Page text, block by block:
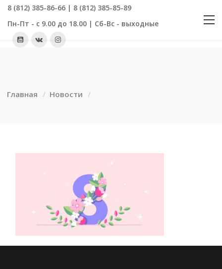
8 (812) 385-86-66 | 8 (812) 385-85-89
Пн-Пт - с 9.00 до 18.00 | Сб-Вс - выходные
Главная Новости